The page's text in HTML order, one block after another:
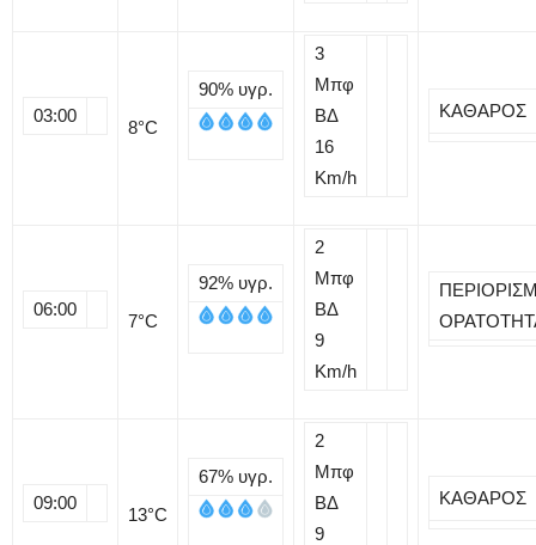
03:00
8°C
90% υγρ.
3
Μπφ
ΒΔ
16
Km/h
ΚΑΘΑΡΟΣ
06:00
7°C
92% υγρ.
2
Μπφ
ΒΔ
9
Km/h
09:00
13°C
67% υγρ.
2
Μπφ
ΒΔ
9
ΚΑΘΑΡΟΣ